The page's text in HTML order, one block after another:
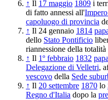
↑ Il 17 maggio 1809 i
di fatto annessi all'
capoluogo di provincia
↑ Il 24 gennaio 1814
dello Stato Pontificio
riannessione della
↑ Il 1º febbraio 1832
Delegazione di Velletri,
vescovo della Sede
↑ Il 20 settembre 1870 lo
Regno d'Italia dopo la